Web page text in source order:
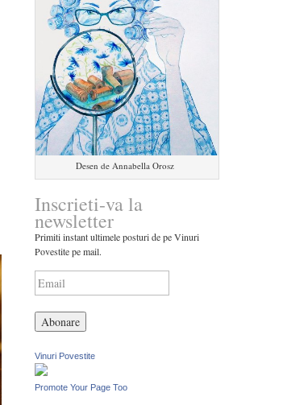
Desen de Annabella Orosz
Inscrieti-va la
newsletter
Primiti instant ultimele posturi de pe Vinuri
Povestite pe mail.
Vinuri Povestite
Promote Your Page Too